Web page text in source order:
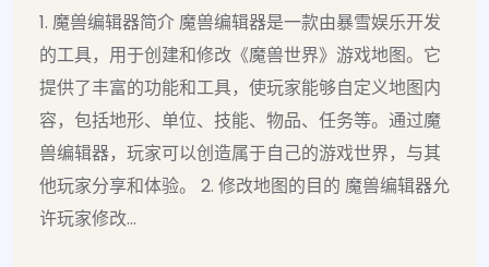
1. 魔兽编辑器简介 魔兽编辑器是一款由暴雪娱乐开发
的工具，用于创建和修改《魔兽世界》游戏地图。它
提供了丰富的功能和工具，使玩家能够自定义地图内
容，包括地形、单位、技能、物品、任务等。通过魔
兽编辑器，玩家可以创造属于自己的游戏世界，与其
他玩家分享和体验。 2. 修改地图的目的 魔兽编辑器允
许玩家修改...